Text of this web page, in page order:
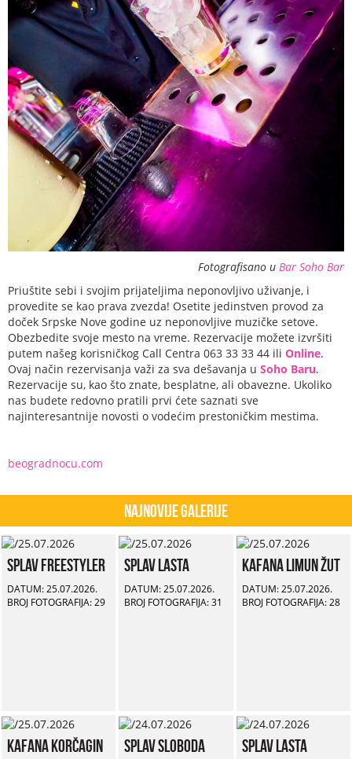
Fotografisano u Bar Soho Bar
Priuštite sebi i svojim prijateljima neponovljivo uživanje, i
provedite se kao prava zvezda! Osetite jedinstven provod za
doček Srpske Nove godine uz neponovljive muzičke setove.
Obezbedite svoje mesto na vreme. Rezervacije možete izvršiti
putem našeg korisničkog Call Centra 063 33 33 44 ili Online.
Ovaj način rezervisanja važi za sva dešavanja u Soho Baru.
Rezervacije su, kao što znate, besplatne, ali obavezne. Ukoliko
nas budete redovno pratili prvi ćete saznati sve
najinteresantnije novosti o vodećim prestoničkim mestima.
beogradnocu.com
Najnovije Galerije
Splav Freestyler
DATUM: 25.07.2026.
BROJ FOTOGRAFIJA: 29
Splav Lasta
DATUM: 25.07.2026.
BROJ FOTOGRAFIJA: 31
Kafana Limun Žut
DATUM: 25.07.2026.
BROJ FOTOGRAFIJA: 28
Kafana Korčagin Splav Sloboda Splav Lasta